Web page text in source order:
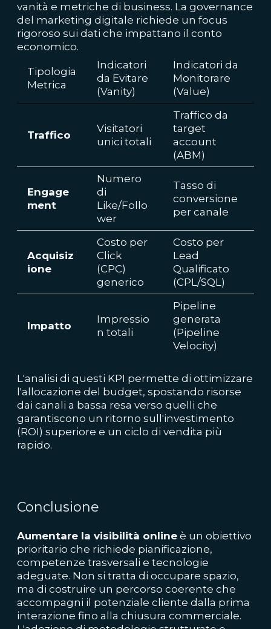
vanità e metriche di business. La governance
del marketing digitale richiede un focus
rigoroso sui dati che impattano il conto
economico.
Tipologia
Metrica
Indicatori
da Evitare
(Vanity)
Indicatori da
Monitorare
(Value)
Traffico
Visitatori
unici totali
Traffico da
target
account
(ABM)
Engage
ment
Numero
di
Like/Follo
wer
Tasso di
conversione
per canale
Acquisiz
ione
Costo per
Click
(CPC)
generico
Costo per
Lead
Qualificato
(CPL/SQL)
Impatto
Impressio
n totali
Pipeline
generata
(Pipeline
Velocity)
L'analisi di questi KPI permette di ottimizzare
l'allocazione del budget, spostando risorse
dai canali a bassa resa verso quelli che
garantiscono un ritorno sull'investimento
(ROI) superiore e un ciclo di vendita più
rapido.
Conclusione
Aumentare la visibilità online è un obiettivo
prioritario che richiede pianificazione,
competenze trasversali e tecnologie
adeguate. Non si tratta di occupare spazio,
ma di costruire un percorso coerente che
accompagni il potenziale cliente dalla prima
interazione fino alla chiusura commerciale.